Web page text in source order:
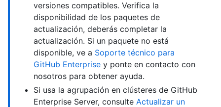
versiones compatibles. Verifica la
disponibilidad de los paquetes de
actualización, deberás completar la
actualización. Si un paquete no está
disponible, ve a Soporte técnico para
GitHub Enterprise y ponte en contacto con
nosotros para obtener ayuda.
Si usa la agrupación en clústeres de GitHub
Enterprise Server, consulte Actualizar un